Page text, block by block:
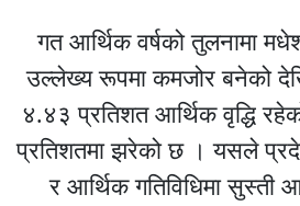
गत आर्थिक वर्षको तुलनामा
उल्लेख्य रूपमा कमजोर बनेको
४.४३ प्रतिशत आर्थिक वृद्धि
प्रतिशतमा झरेको छ । यसले
र आर्थिक गतिविधिमा